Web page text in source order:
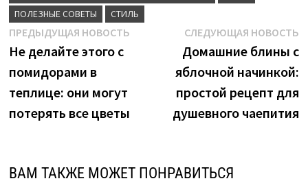
ПОЛЕЗНЫЕ СОВЕТЫ
СТИЛЬ
Навигация
по
записям
ПРЕДЫДУЩАЯ НОВОСТЬПредыдущая
Не делайте этого с
помидорами в
теплице: они могут
потерять все цветы
СЛЕДУЮЩАЯ НОВОСТЬ
Домашние блины с
яблочной начинкой:
простой рецепт для
душевного чаепития
ВАМ ТАКЖЕ МОЖЕТ ПОНРАВИТЬСЯ